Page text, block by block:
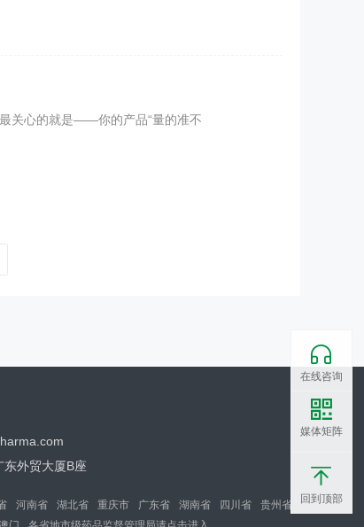
关心的就是——你的产品“量的准不
东外贸大厦B座
河南省 湖北省 重庆市 广东省 湖南省 四川省
贵州省
在线咨询
媒体矩阵
回到顶部